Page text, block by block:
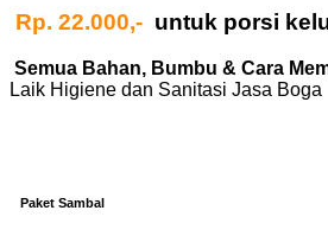
Rp. 22.000,- untuk porsi
Semua Bahan, Bumbu & Cara
Laik Higiene dan Sanitasi Jasa Boga
Paket Sambal